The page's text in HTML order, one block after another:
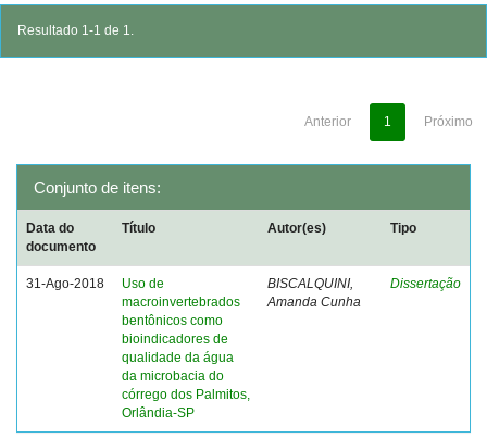
Resultado 1-1 de 1.
Anterior 1 Próximo
Conjunto de itens:
Data do
documento
Título Autor(es) Tipo
31-Ago-2018
Uso de
macroinvertebrados
bentônicos como
bioindicadores de
qualidade da água
da microbacia do
córrego dos Palmitos,
Orlândia-SP
BISCALQUINI,
Amanda Cunha
Dissertação